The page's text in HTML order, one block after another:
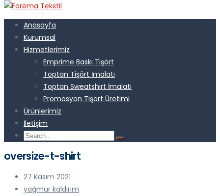
Anasayfa
Kurumsal
Hizmetlerimiz
Emprime Baskı Tişört
Toptan Tişört İmalatı
Toptan Sweatshirt İmalatı
Promosyon Tişört Üretimi
Ürünlerimiz
İletişim
oversize-t-shirt
27 Kasım 2021
yağmur kaldırım